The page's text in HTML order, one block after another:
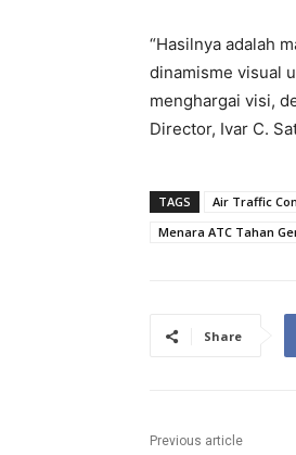
“Hasilnya adalah
dinamisme visual
menghargai visi,
Director, Ivar C.
TAGS Air Traffic
Menara ATC Tahan
Share
Previous article